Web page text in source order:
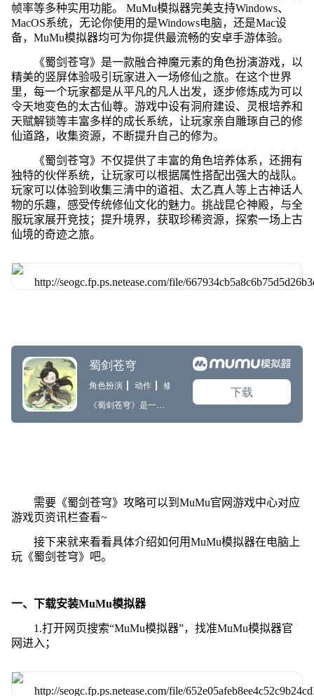
帧率等多种实用功能。 MuMu模拟器完美支持Windows、
MacOS系统，无论你使用的是Windows电脑，还是Mac设
备，MuMu模拟器均可为你提供最流畅的安卓手游体验。
《蜀剑苍穹》是一款融合神魔元素的角色扮演游戏，以
精美的竖屏体验吸引玩家进入一场修仙之旅。在这个世界
里，每一个玩家都是从平凡的凡人出发，逐步修炼成为可以
令天地变色的太古仙尊。游戏中设有洞府建设、灵根培养和
天赋解锁等丰富多样的成长系统，让玩家亲自雕琢自己的修
仙道路，收集资源，不断提升自己的修为。
《蜀剑苍穹》不仅提供了丰富的角色培养体系，还拥有
独特的伙伴系统，让玩家可以根据属性搭配出强大的战队。
玩家可以体验到收集三清中的道祖、太乙真人等上古神话人
物的乐趣，感受传统修仙文化的魅力。挑战昆仑神殿，与全
服玩家展开竞技；提升境界，获取珍稀资源，探索一场上古
仙境的奇迹之旅。
需要《蜀剑苍穹》攻略可以到MuMu官网游戏中心对应
游戏页资讯栏查看~
接下来就来看看具体介绍如何用MuMu模拟器在电脑上
玩《蜀剑苍穹》吧。
一、下载安装MuMu模拟器
1.打开网页搜索“MuMu模拟器”，找准MuMu模拟器官
网进入；